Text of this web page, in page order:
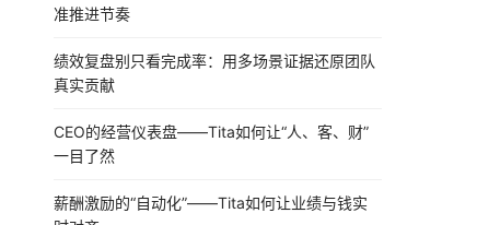
准推进节奏
绩效复盘别只看完成率：用多场景证据还原团队
真实贡献
CEO的经营仪表盘——Tita如何让“人、客、财”
一目了然
薪酬激励的“自动化”——Tita如何让业绩与钱实